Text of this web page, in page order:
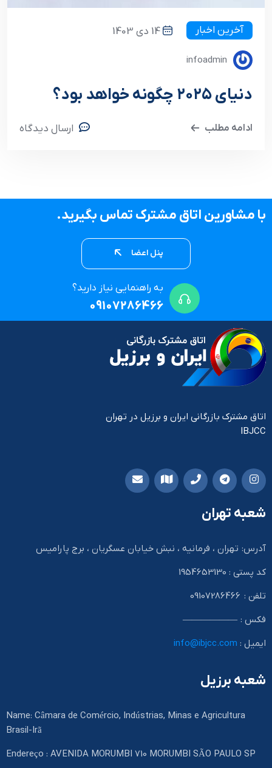
آخرین اخبار 14 دی 1403
infoadmin
دنیای ۲۰۲۵ چگونه خواهد بود؟
ادامه مطلب ارسال دیدگاه
با مشاورین اتاق مشترک تماس بگیرید.
پنل اعضا
به راهنمایی نیاز دارید؟
09107286466
اتاق مشترک بازرگانی ایران و برزیل در تهران
IBJCC
شعبه تهران
آدرس: تهران ، فرمانیه ، نبش خیابان عسگریان ، برج پارامیس
کد پستی : 1954653130
تلفن : 09107286466
فکس : ——————
ایمیل : info@ibjcc.com
شعبه برزیل
Name: Câmara de Comércio, Indústrias, Minas e Agricultura
Brasil-Irã
Endereço : AVENIDA MORUMBI 710 MORUMBI SÃO PAULO SP